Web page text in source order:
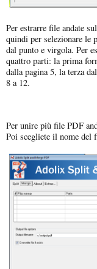
Per estrarre file andate
quindi per selezionare le
dal punto e virgola. Per
quattro parti: la prima
dalla pagina 5, la terza
8 a 12.
Per unire più file PDF
Poi scegliete il nome del